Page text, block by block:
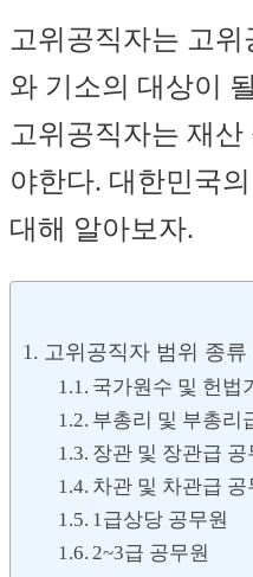
고위공직자는 고
와 기소의 대상이
고위공직자는 재산
야한다. 대한민국
대해 알아보자.
고위공직자 범위 종류
국가원수 및 헌법
부총리 및 부총리
장관 및 장관급 공
차관 및 차관급 공
1급상당 공무원
2~3급 공무원